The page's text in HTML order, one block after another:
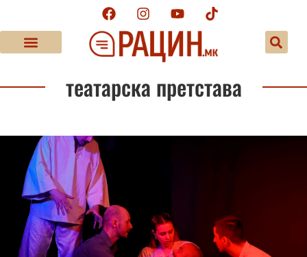
театарска претстава